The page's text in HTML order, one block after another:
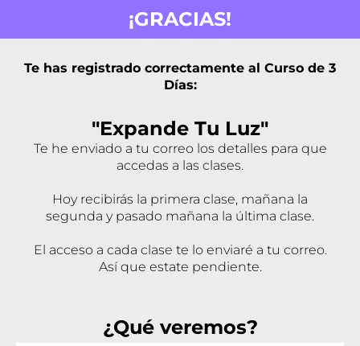
¡GRACIAS!
Te has registrado correctamente al Curso de 3
Días:
"Expande Tu Luz"
Te he enviado a tu correo los detalles para que
accedas a las clases.
Hoy recibirás la primera clase, mañana la
segunda y pasado mañana la última clase.
El acceso a cada clase te lo enviaré a tu correo.
Así que estate pendiente.
¿Qué veremos?